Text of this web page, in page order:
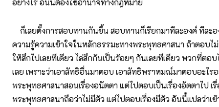
อย่างไร อันนี้ต้องใช้อำนาจทางกฎหมาย
ก็เลยตั้งการสอบทานกันขึ้น สอบทานก็เรียกมาทีละองค์ ทีละ
ความรู้ความเข้าใจในหลักธรรมะทางพระพุทธศาสนา ถ้าตอบไม่
ให้สึกไปเลยทีเดียว ไล่สึกกันเป็นร้อยๆ กันเลยทีเดียว พวกที่ตอ
เลย เพราะว่าเอาลัทธิอื่นมาตอบ เอาลัทธิพราหมณ์มาตอบอะไร
พระพุทธศาสนาสอนเรื่องอนัตตา แต่ไปตอบเป็นเรื่องอัตตาไป เ
พระพุทธศาสนาถือว่าไม่มีตัว แต่ไปตอบเรื่องมีตัว อันนี้แปลว่าเข้